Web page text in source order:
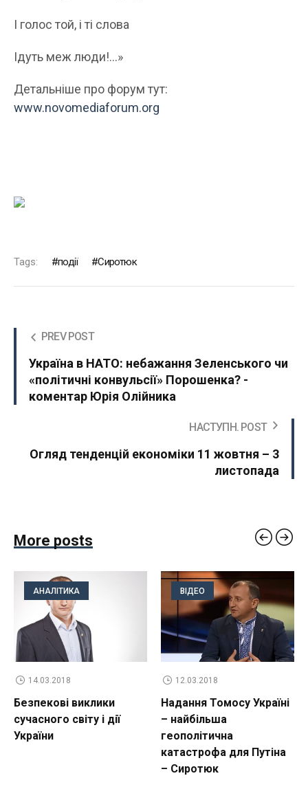
І голос той, і ті слова
Ідуть меж люди!…»
Детальніше про форум тут:
www.novomediaforum.org
Tags: події Сиротюк
PREV POST
Україна в НАТО: небажання Зеленського чи
«політичні конвульсії» Порошенка? -
коментар Юрія Олійника
НАСТУПН. POST
Огляд тенденцій економіки 11 жовтня – 3
листопада
More posts
АНАЛІТИКА
14.03.2018
Безпекові виклики
сучасного світу і дії
України
ВІДЕО
12.03.2018
Надання Томосу Україні
– найбільша
геополітична
катастрофа для Путіна
– Сиротюк